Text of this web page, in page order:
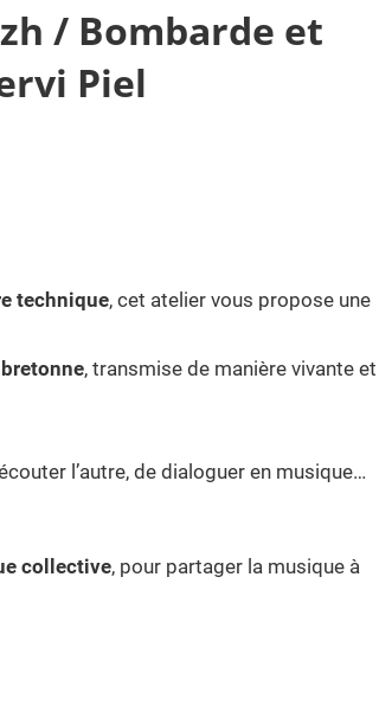
/ Bombarde et
Piel
technique, cet atelier vous propose une
, transmise de manière vivante et
l’autre, de dialoguer en musique…
collective, pour partager la musique à